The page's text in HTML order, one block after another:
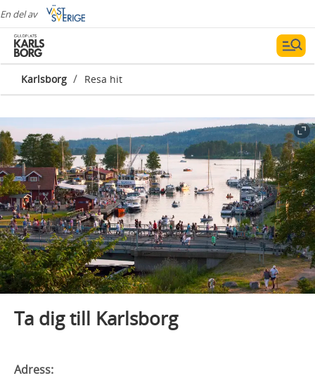
En del av
Karlsborg / Resa hit
Ta dig till Karlsborg
Adress: